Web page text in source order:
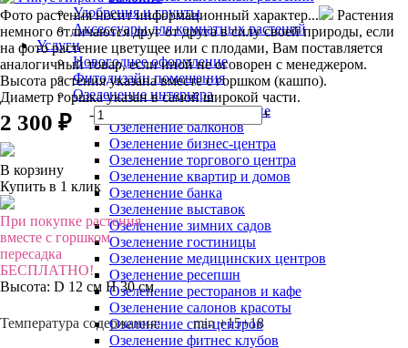
Удобрения и грунты
Аксессуары для комнатных растений
Услуги
Новогоднее оформление
Фитодизайн помещения
Озеленение интерьера
Вертикальное озеленение
Озеленение балконов
Озеленение бизнес-центра
Озеленение торгового центра
Озеленение квартир и домов
Озеленение банка
Озеленение выставок
Озеленение зимних садов
Озеленение гостиницы
Озеленение медицинских центров
Озеленение ресепшн
Озеленение ресторанов и кафе
Озеленение салонов красоты
Озеленение спа-центров
Озеленение фитнес клубов
Фото растения носит информационный характер...
Растения
немного отличаются друг от друга в силу своей природы, если
на фото растение цветущее или с плодами, Вам поставляется
аналогичный товар, если иной не оговорен с менеджером.
Высота растения указана вместе с горшком (кашпо).
Диаметр горшка указан в самой широкой части.
2 300 ₽ - +
В корзину
Купить в 1 клик
При покупке растения
вместе с горшком
пересадка
БЕСПЛАТНО!
Высота: D 12 см H 30 см
Температура содержания: min +15+18